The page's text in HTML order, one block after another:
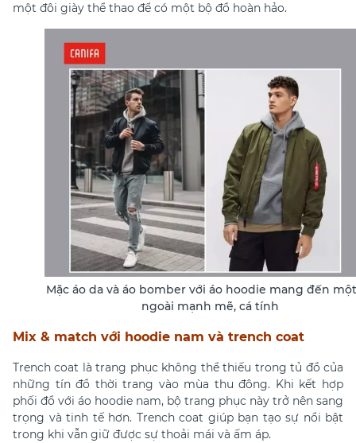
một đôi giày thể thao để có một bộ đồ hoàn hảo.
Mặc áo da và áo bomber với áo hoodie mang đến
ngoài mạnh mẽ, cá tính
Mix & match với hoodie nam và trench coat
Trench coat là trang phục không thể thiếu trong tủ đồ của
những tín đồ thời trang vào mùa thu đông. Khi kết hợp
phối đồ với áo hoodie nam, bộ trang phục này trở nên sang
trọng và tinh tế hơn. Trench coat giúp bạn tạo sự nổi bật
trong khi vẫn giữ được sự thoải mái và ấm áp.